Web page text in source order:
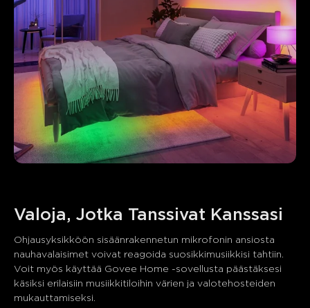
Ohjausyksikköön sisäänrakennetun mikrofonin ansiosta
nauhavalaisimet voivat reagoida suosikkimusiikkisi tahtiin.
Voit myös käyttää Govee Home -sovellusta päästäksesi
käsiksi erilaisiin musiikkitiloihin värien ja valotehosteiden
mukauttamiseksi.